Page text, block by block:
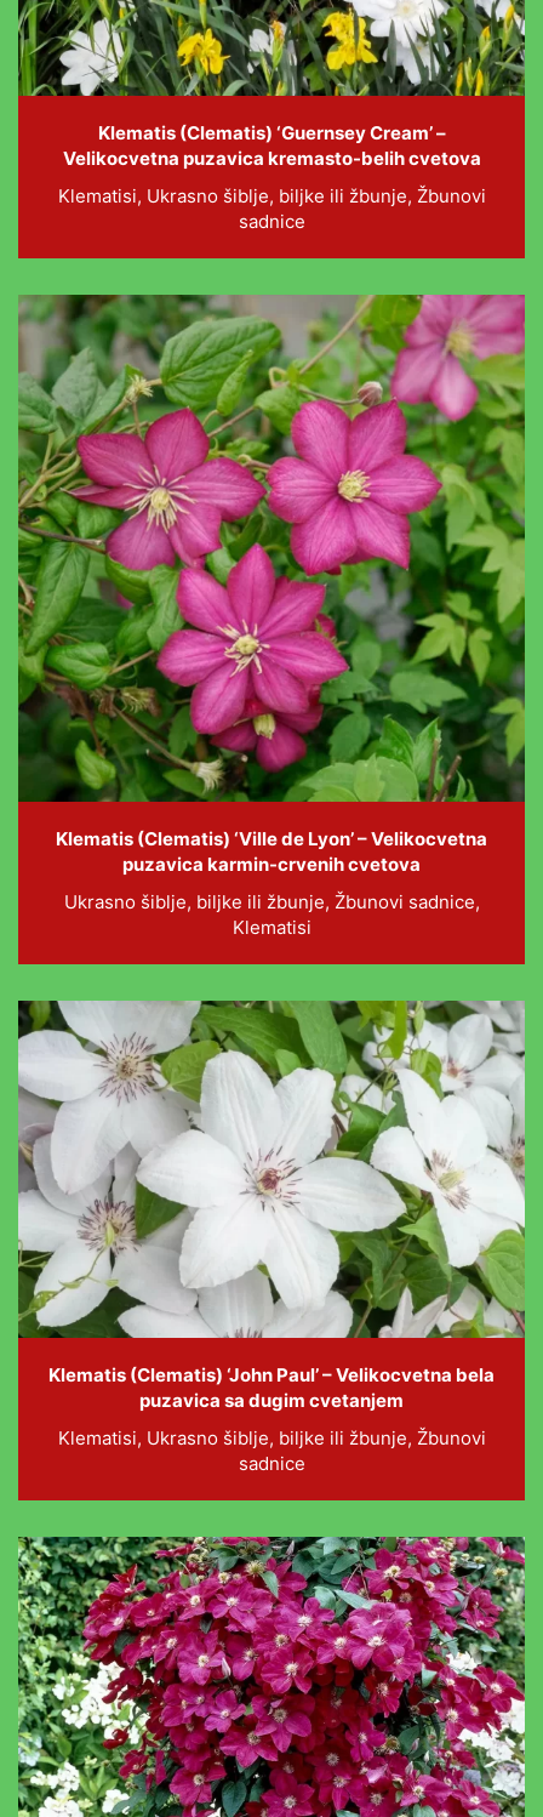
Klematis (Clematis) ‘Guernsey Cream’ –
Velikocvetna puzavica kremasto-belih cvetova
Klematisi, Ukrasno šiblje, biljke ili žbunje, Žbunovi
sadnice
Klematis (Clematis) ‘Ville de Lyon’ – Velikocvetna
puzavica karmin-crvenih cvetova
Ukrasno šiblje, biljke ili žbunje, Žbunovi sadnice,
Klematisi
Klematis (Clematis) ‘John Paul’ – Velikocvetna bela
puzavica sa dugim cvetanjem
Klematisi, Ukrasno šiblje, biljke ili žbunje, Žbunovi
sadnice